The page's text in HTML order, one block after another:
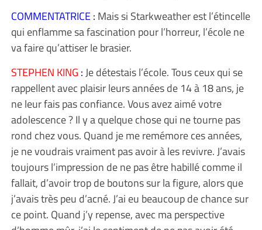
COMMENTATRICE: Mais si Starkweather est l’étincelle
qui enflamme sa fascination pour l’horreur, l’école ne
va faire qu’attiser le brasier.
STEPHEN KING :Je détestais l’école. Tous ceux qui se
rappellent avec plaisir leurs années de 14 à 18 ans, je
ne leur fais pas confiance. Vous avez aimé votre
adolescence ? Il y a quelque chose qui ne tourne pas
rond chez vous. Quand je me remémore ces années,
je ne voudrais vraiment pas avoir à les revivre. J’avais
toujours l’impression de ne pas être habillé comme il
fallait, d’avoir trop de boutons sur la figure, alors que
j’avais très peu d’acné. J’ai eu beaucoup de chance sur
ce point. Quand j’y repense, avec ma perspective